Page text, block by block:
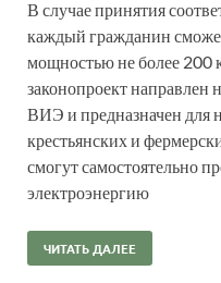
В случае принятия
каждый гражданин
мощностью не более 200
законопроект направлен
ВИЭ и предназначен для
крестьянских и
смогут самостоятельно
электроэнергию
ЧИТАТЬ ДАЛЕЕ